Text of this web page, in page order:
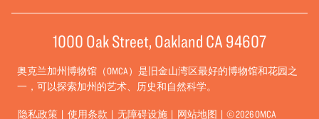
1000 Oak Street, Oakland CA 94607
奥克兰加州博物馆（OMCA）是旧金山湾区最好的博物馆和花园之
一，可以探索加州的艺术、历史和自然科学。
隐私政策 使用条款 无障碍设施 网站地图 © 2026 OMCA